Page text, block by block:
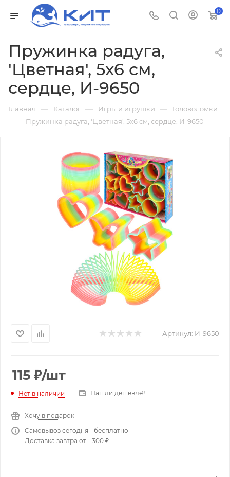
0
Пружинка радуга,
'Цветная', 5х6 см,
сердце, И-9650
Главная — Каталог — Игры и игрушки — Головоломки
— Пружинка радуга, 'Цветная', 5х6 см, сердце, И-9650
Артикул: И-9650
115 ₽/шт
Нет в наличии Нашли дешевле?
Хочу в подарок
Самовывоз сегодня - бесплатно
Доставка завтра от - 300 ₽